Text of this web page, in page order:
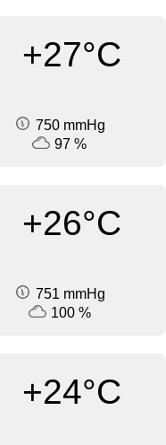
+27°C
750 mmHg
97 %
+26°C
751 mmHg
100 %
+24°C